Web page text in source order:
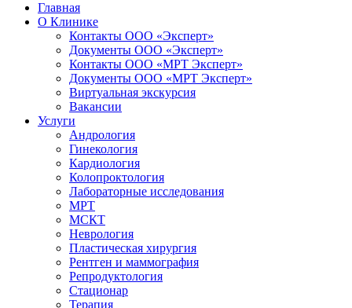
Главная
О Клинике
Контакты ООО «Эксперт»
Документы ООО «Эксперт»
Контакты ООО «МРТ Эксперт»
Документы ООО «МРТ Эксперт»
Виртуальная экскурсия
Вакансии
Услуги
Андрология
Гинекология
Кардиология
Колопроктология
Лабораторные исследования
МРТ
МСКТ
Неврология
Пластическая хирургия
Рентген и маммография
Репродуктология
Стационар
Терапия